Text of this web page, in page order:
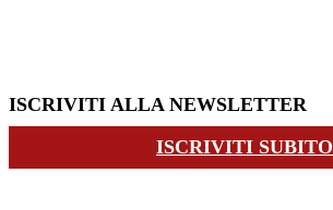
ISCRIVITI ALLA NEWSLETTER
ISCRIVITI SUBITO